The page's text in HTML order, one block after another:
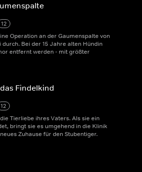
12
Operation an der Gaumenspalte von
Bei der 15 Jahre alten Hündin
entfernt werden - mit größter
Findelkind
12
Tierliebe ihres Vaters. Als sie ein
bringt sie es umgehend in die Klinik
Zuhause für den Stubentiger.